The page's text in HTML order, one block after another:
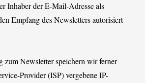
Inhaber der E-Mail-Adresse als
Empfang des Newsletters autorisiert
zum Newsletter speichern wir ferner
Provider (ISP) vergebene IP-